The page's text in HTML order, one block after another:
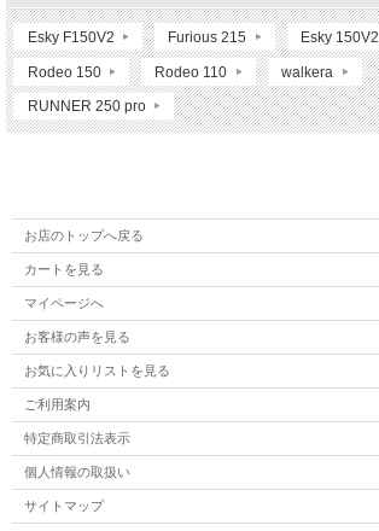
Esky F150V2 Furious 215 Esky 150V2
Rodeo 150 Rodeo 110 walkera
RUNNER 250 pro
お店のトップへ戻る
カートを見る
マイページへ
お客様の声を見る
お気に入りリストを見る
ご利用案内
特定商取引法表示
個人情報の取扱い
サイトマップ